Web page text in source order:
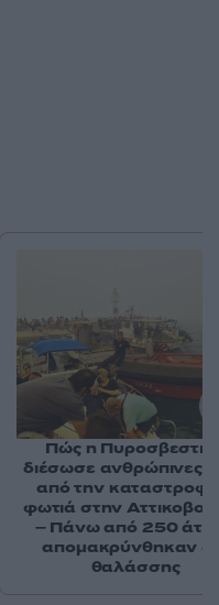
Πώς η
διέσωσε ανθρώπινες
από την
φωτιά στην
– Πάνω από 250
απομακρύνθηκαν
θαλάσσης